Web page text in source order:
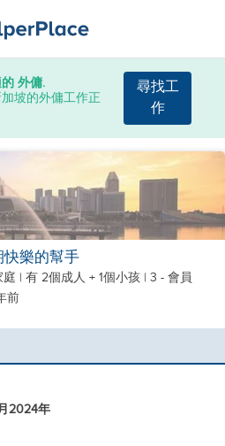
外傭.
坡的外傭工作正
尋找工
作
快樂的幫手
庭 | 有 2個成人 + 1個小孩 | 3 - 會員
前
2024年